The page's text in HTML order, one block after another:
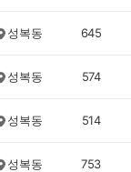
성복동 645
성복동 574
성복동 514
성복동 753